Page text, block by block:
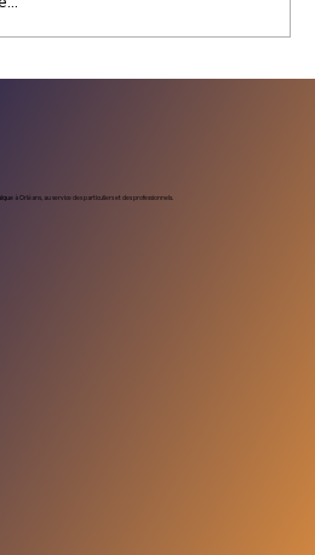
à Orléans, au service des particuliers et des professionnels.